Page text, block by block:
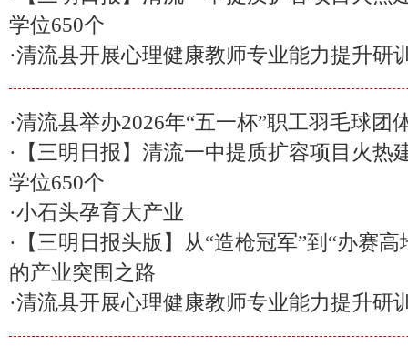
学位650个
·清流县开展心理健康教师专业能力提升研
·清流县举办2026年“五一杯”职工羽毛球团
· 【三明日报】清流一中提质扩容项目火热
学位650个
·小石头孕育大产业
· 【三明日报头版】从“造枪冠军”到“办赛
的产业突围之路
·清流县开展心理健康教师专业能力提升研